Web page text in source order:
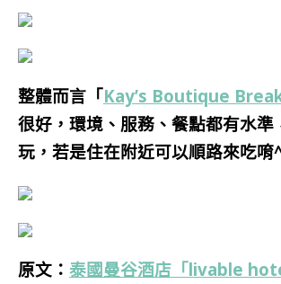
整體而言「Kay’s Boutique
很好，環境、服務、餐點都有水準
玩，若是住在附近可以順路來吃唷
原文： 泰國曼谷酒店「livable